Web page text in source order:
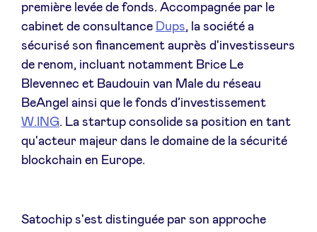
Avantages
BeAngels Luxembourg
NXT Brussels - Groupe d'investissement
Sponsors
première levée de fonds. Accompagnée par le
cabinet de consultance Dups, la société a
sécurisé son financement auprès d'investisseurs
de renom, incluant notamment Brice Le
Blevennec et Baudouin van Male du réseau
BeAngel ainsi que le fonds d’investissement
W.ING. La startup consolide sa position en tant
qu'acteur majeur dans le domaine de la sécurité
blockchain en Europe.
Satochip s'est distinguée par son approche